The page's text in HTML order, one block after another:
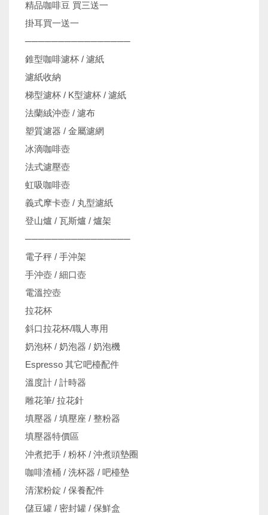
精品咖啡豆 買三送一
掛耳買一送一
────────────────
錐型咖啡濾杯 / 濾紙
濾紙收納
梯型濾杯 / K型濾杯 / 濾紙
法蘭絨沖壺 / 濾布
塑質濾器 / 金屬濾網
冰滴咖啡壺
法式濾壓壺
虹吸咖啡壺
義式摩卡壺 / 丸型濾紙
登山爐 / 瓦斯爐 / 爐架
────────────────
電子秤 / 手沖架
手沖壺 / 細口壺
電溫控壺
拉花杯
斜口拉花杯/職人專用
奶泡杯 / 奶泡器 / 奶泡機
Espresso 其它吧檯配件
溫度計 / 計時器
雕花筆/ 拉花針
填壓器 / 填壓座 / 整粉器
填壓器特價區
沖煮把手 / 粉杯 / 沖煮頭墊圈
咖啡渣桶 / 洗杯器 / 吧檯墊
清潔粉錠 / 保養配件
儲豆罐 / 密封罐 / 保鮮盒